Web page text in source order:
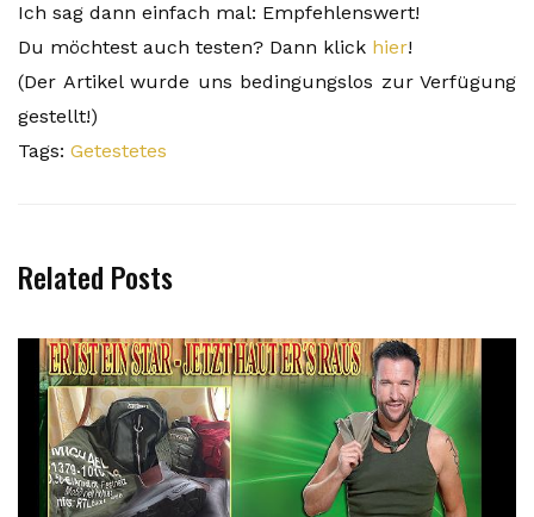
Ich sag dann einfach mal: Empfehlenswert!
Du möchtest auch testen? Dann klick hier!
(Der Artikel wurde uns bedingungslos zur Verfügung
gestellt!)
Tags: Getestetes
Related Posts